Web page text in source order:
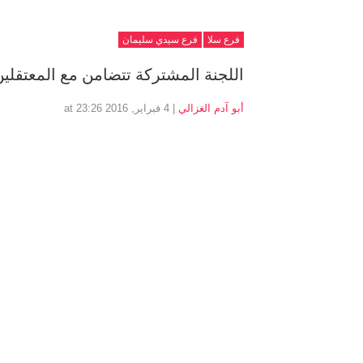
فرع سلا فرع سيدي سليمان
اللجنة المشتركة تتضامن مع
أبو آدم الغزالي